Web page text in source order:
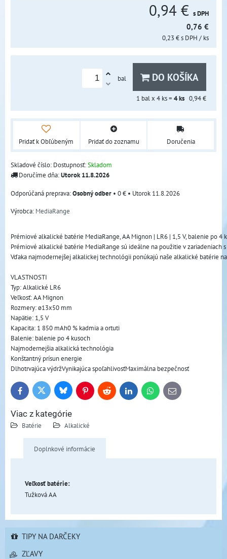
0,94 € s DPH
0,76 €
0,23 €s DPH / ks
bal DO KOŠÍKA
1 bal x 4 ks = 4ks 0,94 €
Pridať k Obľúbeným Pridať do zoznamu Doručenia
Skladové číslo: Dostupnosť:Skladom
Doručíme dňa:Utorok11.8.2026
Osobný odber • 0 € • Utorok 11.8.2026
Výrobca: MediaRange
Prémiové alkalické batérie MediaRange, AA Mignon | LR6 | 1,5 V, balenie po 4
Prémiové alkalické batérie MediaRange sú ideálne na použitie v
Vďaka najmodernejšej alkalickej technológii ponúkajú naše alkalické batérie
VLASTNOSTI
Typ: Alkalické LR6
Veľkosť: AA Mignon
Rozmery: ø13x50 mm
Napätie: 1,5 V
Kapacita: 1 850 mAh0 % kadmia a ortuti
Balenie: balenie po 4 kusoch
Najmodernejšia alkalická technológia
Konštantný prísun energie
Dlhotrvajúca výdržVynikajúca spoľahlivosťMaximálna bezpečnosť
FacebookTwitter BlueskyPinterestReddit LinkedInWhatsApp
E-
mail
Viac z kategórie
Batérie Alkalické
Doplnkové informácie
Veľkosť batérie:
Tužková AA
TIPY NA DARČEKY
ZĽAVY